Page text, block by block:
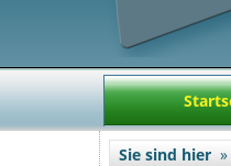
Sie sind hier